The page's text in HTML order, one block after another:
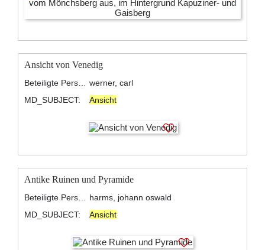
Ansicht von Venedig
werner, carl
MD_SUBJECT:
Ansicht
Antike Ruinen und Pyramide
harms, johann oswald
MD_SUBJECT:
Ansicht